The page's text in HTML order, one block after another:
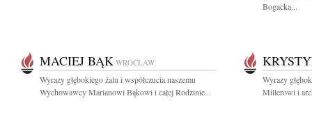
Bogacka...
MACIEJ BĄK WROCŁAW
Wyrazy głębokiego żalu i współczucia naszemu
Wychowawcy Marianowi Bąkowi i całej Rodzinie...
Wyrazy
Millerowi i